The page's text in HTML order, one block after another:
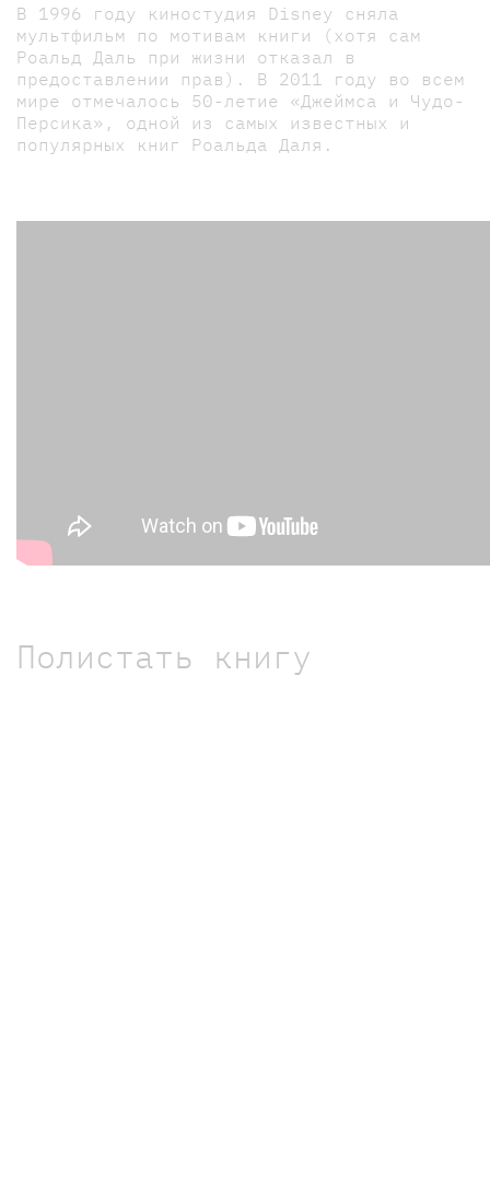
В 1996 году киностудия Disney сняла
мультфильм по мотивам книги (хотя сам
Роальд Даль при жизни отказал в
предоставлении прав). В 2011 году во всем
мире отмечалось 50-летие «Джеймса и Чудо-
Персика», одной из самых известных и
популярных книг Роальда Даля.
Полистать книгу